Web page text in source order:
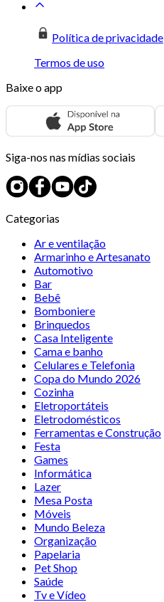
Política de privacidade
Termos de uso
Baixe o app
Siga-nos nas mídias sociais
Categorias
Ar e ventilação
Armarinho e Artesanato
Automotivo
Bar
Bebê
Bomboniere
Brinquedos
Casa Inteligente
Cama e banho
Celulares e Telefonia
Copa do Mundo 2026
Cozinha
Eletroportáteis
Eletrodomésticos
Ferramentas e Construção
Festa
Games
Informática
Lazer
Mesa Posta
Móveis
Mundo Beleza
Organização
Papelaria
Pet Shop
Saúde
Tv e Vídeo